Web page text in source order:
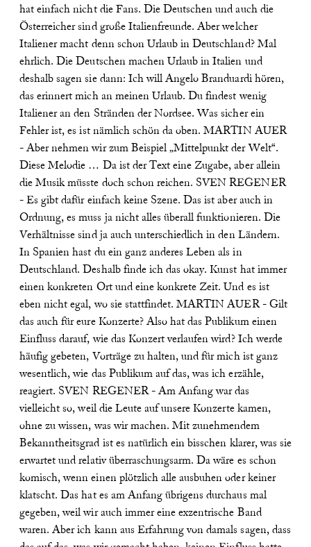
hat einfach nicht die Fans. Die Deutschen und auch die
Österreicher sind große Italienfreunde. Aber welcher
Italiener macht denn schon Urlaub in Deutschland? Mal
ehrlich. Die Deutschen machen Urlaub in Italien und
deshalb sagen sie dann: Ich will Angelo Branduardi hören,
das erinnert mich an meinen Urlaub. Du findest wenig
Italiener an den Stränden der Nordsee. Was sicher ein
Fehler ist, es ist nämlich schön da oben.MARTIN AUER
- Aber nehmen wir zum Beispiel „Mittelpunkt der Welt“.
Diese Melodie … Da ist der Text eine Zugabe, aber allein
die Musik müsste doch schon reichen. SVEN REGENER
- Es gibt dafür einfach keine Szene. Das ist aber auch in
Ordnung, es muss ja nicht alles überall funktionieren. Die
Verhältnisse sind ja auch unterschiedlich in den Ländern.
In Spanien hast du ein ganz anderes Leben als in
Deutschland. Deshalb finde ich das okay. Kunst hat immer
einen konkreten Ort und eine konkrete Zeit. Und es ist
eben nicht egal, wo sie stattfindet. MARTIN AUER - Gilt
das auch für eure Konzerte? Also hat das Publikum einen
Einfluss darauf, wie das Konzert verlaufen wird? Ich werde
häufig gebeten, Vorträge zu halten, und für mich ist ganz
wesentlich, wie das Publikum auf das, was ich erzähle,
reagiert. SVEN REGENER - Am Anfang war das
vielleicht so, weil die Leute auf unsere Konzerte kamen,
ohne zu wissen, was wir machen. Mit zunehmendem
Bekanntheitsgrad ist es natürlich ein bisschen klarer, was sie
erwartet und relativ überraschungsarm. Da wäre es schon
komisch, wenn einen plötzlich alle ausbuhen oder keiner
klatscht. Das hat es am Anfang übrigens durchaus mal
gegeben, weil wir auch immer eine exzentrische Band
waren. Aber ich kann aus Erfahrung von damals sagen, dass